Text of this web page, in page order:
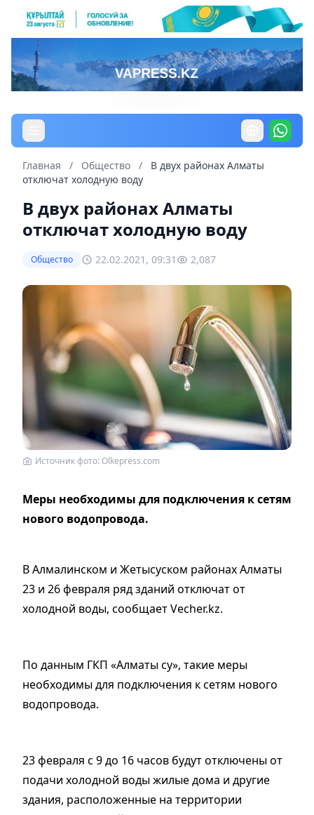
Главная / Общество /
В двух районах Алматы
отключат холодную воду
В двух районах Алматы
отключат холодную воду
Общество 22.02.2021, 09:31 2,087
Источник фото: Olkepress.com
Меры необходимы для подключения к сетям
нового водопровода.
В Алмалинском и Жетысуском районах Алматы
23 и 26 февраля ряд зданий отключат от
холодной воды, сообщает Vecher.kz.
По данным ГКП «Алматы су», такие меры
необходимы для подключения к сетям нового
водопровода.
23 февраля с 9 до 16 часов будут отключены от
подачи холодной воды жилые дома и другие
здания, расположенные на территории